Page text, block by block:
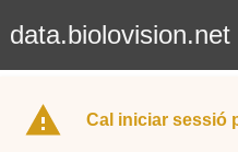
data.biolovision.net
Cal iniciar sessió